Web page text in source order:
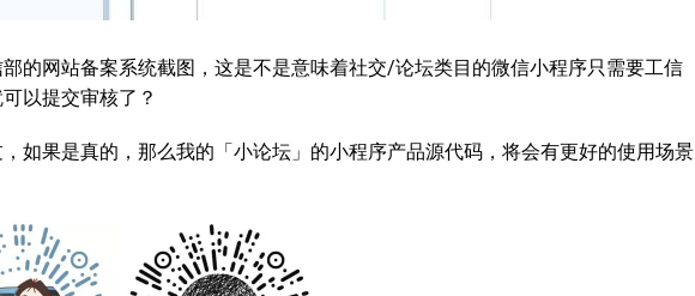
的网站备案系统截图，这是不是意味着社交/论坛类目的微信小程序只需要工信
以提交审核了？
如果是真的，那么我的「小论坛」的小程序产品源代码，将会有更好的使用场景